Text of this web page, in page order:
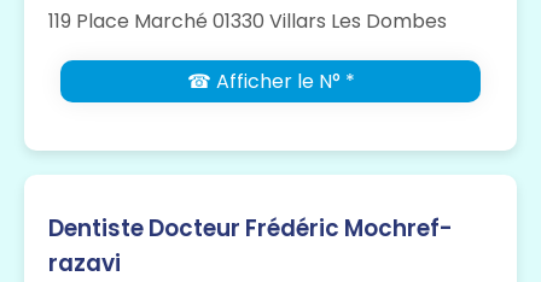
119 Place Marché 01330 Villars Les Dombes
☎ Afficher le N° *
Dentiste Docteur Frédéric Mochref-
razavi